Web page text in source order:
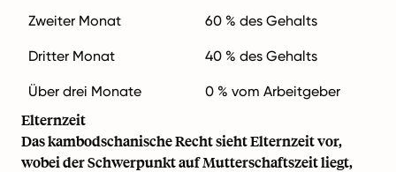
Zweiter Monat 60 % des Gehalts
Dritter Monat 40 % des Gehalts
Über drei Monate 0 % vom Arbeitgeber
Elternzeit
Das kambodschanische Recht sieht Elternzeit vor,
wobei der Schwerpunkt auf Mutterschaftszeit liegt,